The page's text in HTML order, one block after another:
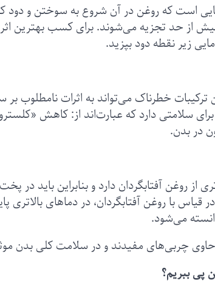
است که روغن در آن شروع به سوختن و دود
از حد تجزیه می‌شوند. برای کسب بهترین اثر
زیر نقطه دود بپزید.
خطرناک می‌تواند به اثرات نامطلوب
سلامتی دارد که عبارت‌اند از: کاهش
در بدن.
از روغن آفتابگردان دارد و بنابراین باید در
قیاس با روغن آفتابگردان، در دماهای بالاتری
می‌شود.
حاوی چربی‌های مفیدند و در سلامت کلی بدن
پی ببریم؟